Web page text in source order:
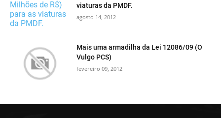
viaturas da PMDF.
agosto 14, 2012
Mais uma armadilha da Lei 12086/09 (O
Vulgo PCS)
fevereiro 09, 2012